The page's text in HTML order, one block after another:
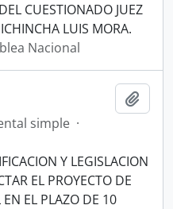
CUESTIONADO JUEZ
LUIS MORA.
Nacional
simple ·
Y LEGISLACION
EL PROYECTO DE
EL PLAZO DE 10